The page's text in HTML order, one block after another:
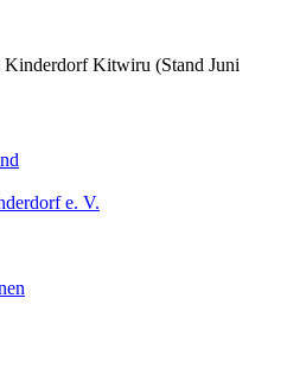
Kinderdorf Kitwiru (Stand Juni
e. V.